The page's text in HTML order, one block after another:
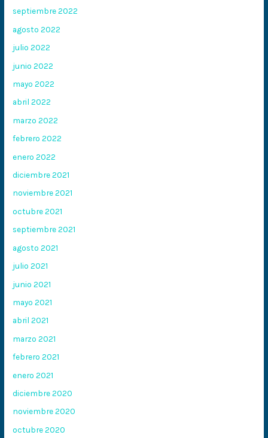
septiembre 2022
agosto 2022
julio 2022
junio 2022
mayo 2022
abril 2022
marzo 2022
febrero 2022
enero 2022
diciembre 2021
noviembre 2021
octubre 2021
septiembre 2021
agosto 2021
julio 2021
junio 2021
mayo 2021
abril 2021
marzo 2021
febrero 2021
enero 2021
diciembre 2020
noviembre 2020
octubre 2020